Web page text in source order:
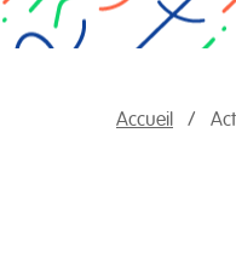
Accueil